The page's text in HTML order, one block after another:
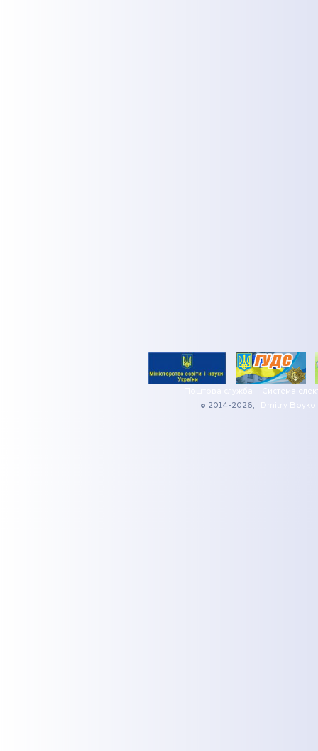
Поштова служба
Система
© 2014-2026,
Dmitry Boyko